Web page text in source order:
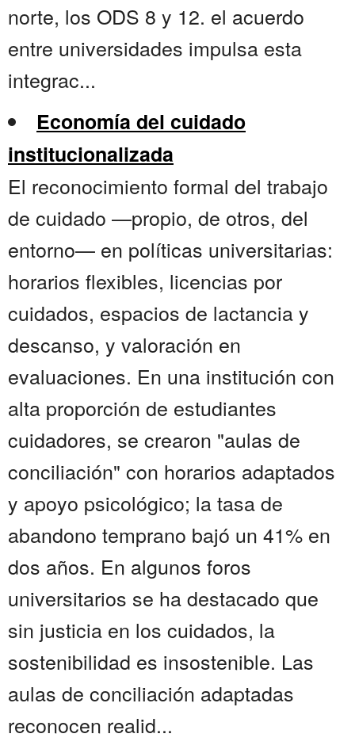
norte, los ODS 8 y 12. el acuerdo
entre universidades impulsa esta
integrac...
Economía del cuidado
institucionalizada
El reconocimiento formal del trabajo
de cuidado —propio, de otros, del
entorno— en políticas universitarias:
horarios flexibles, licencias por
cuidados, espacios de lactancia y
descanso, y valoración en
evaluaciones. En una institución con
alta proporción de estudiantes
cuidadores, se crearon "aulas de
conciliación" con horarios adaptados
y apoyo psicológico; la tasa de
abandono temprano bajó un 41% en
dos años. En algunos foros
universitarios se ha destacado que
sin justicia en los cuidados, la
sostenibilidad es insostenible. Las
aulas de conciliación adaptadas
reconocen realid...